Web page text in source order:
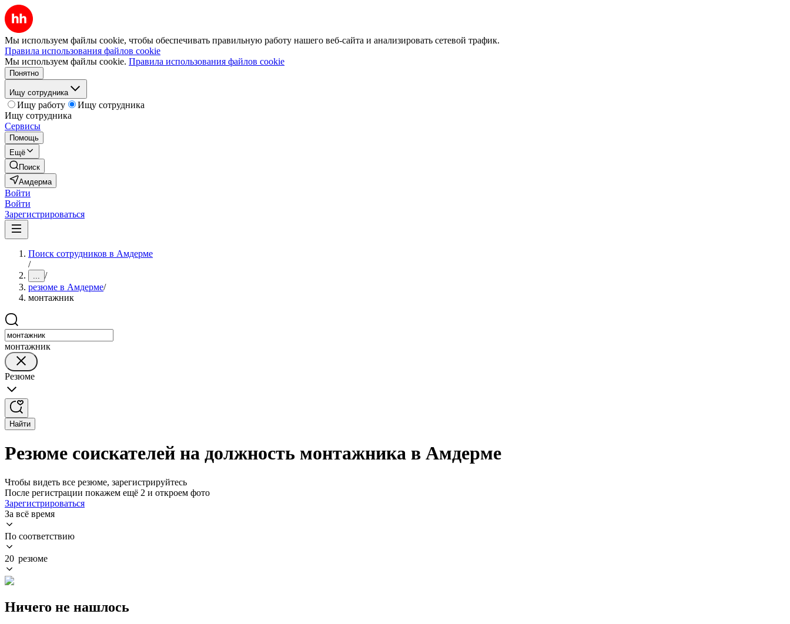
Мы используем файлы cookie, чтобы обеспечивать правильную работу нашего веб-сайта и анализировать сетевой трафик.
Правила использования файлов cookie
Мы используем файлы cookie. Правила использования файлов cookie
Понятно
Ищу сотрудника
Ищу работу
Ищу сотрудника
Ищу сотрудника
Сервисы
Помощь
Ещё
Поиск
Амдерма
Войти
Войти
Зарегистрироваться
Поиск сотрудников в Амдерме
/
... /
резюме в Амдерме/
монтажник
монтажник
Резюме
Найти
Резюме соискателей на должность монтажника в Амдерме
Чтобы видеть все резюме, зарегистрируйтесь
После регистрации покажем ещё 2 и откроем фото
Зарегистрироваться
За всё время
По соответствию
20 резюме
Ничего не нашлось